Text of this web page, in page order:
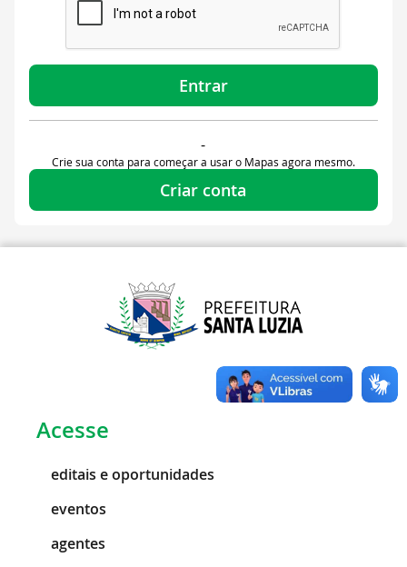
Entrar
-
Crie sua conta para começar a usar o Mapas agora mesmo.
Criar conta
Acesse
editais e oportunidades
eventos
agentes